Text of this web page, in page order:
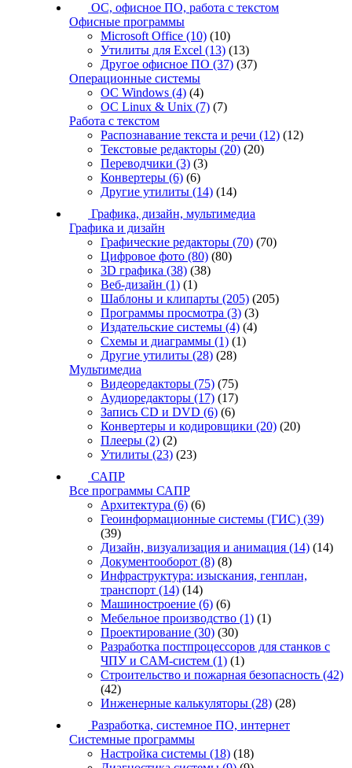
ОС, офисное ПО, работа с текстом
Офисные программы
Microsoft Office (10) (10)
Утилиты для Excel (13) (13)
Другое офисное ПО (37) (37)
Операционные системы
ОС Windows (4) (4)
ОС Linux & Unix (7) (7)
Работа с текстом
Распознавание текста и речи (12) (12)
Текстовые редакторы (20) (20)
Переводчики (3) (3)
Конвертеры (6) (6)
Другие утилиты (14) (14)
Графика, дизайн, мультимедиа
Графика и дизайн
Графические редакторы (70) (70)
Цифровое фото (80) (80)
3D графика (38) (38)
Веб-дизайн (1) (1)
Шаблоны и клипарты (205) (205)
Программы просмотра (3) (3)
Издательские системы (4) (4)
Схемы и диаграммы (1) (1)
Другие утилиты (28) (28)
Мультимедиа
Видеоредакторы (75) (75)
Аудиоредакторы (17) (17)
Запись CD и DVD (6) (6)
Конвертеры и кодировщики (20) (20)
Плееры (2) (2)
Утилиты (23) (23)
САПР
Все программы САПР
Архитектура (6) (6)
Геоинформационные системы (ГИС) (39)
(39)
Дизайн, визуализация и анимация (14) (14)
Документооборот (8) (8)
Инфраструктура: изыскания, генплан,
транспорт (14) (14)
Машиностроение (6) (6)
Мебельное производство (1) (1)
Проектирование (30) (30)
Разработка постпроцессоров для станков с
ЧПУ и CAM-систем (1) (1)
Строительство и пожарная безопасность (42)
(42)
Инженерные калькуляторы (28) (28)
Разработка, системное ПО, интернет
Системные программы
Настройка системы (18) (18)